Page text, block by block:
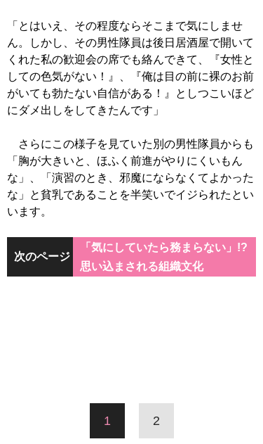
「とはいえ、その程度ならそこまで気にしませ
ん。しかし、その男性隊員は後日居酒屋で開いて
くれた私の歓迎会の席でも絡んできて、『女性と
しての色気がない！』、『俺は目の前に裸のお前
がいても勃たない自信がある！』としつこいほど
にダメ出しをしてきたんです」
さらにこの様子を見ていた別の男性隊員からも
「胸が大きいと、ほふく前進がやりにくいもん
な」、「演習のとき、邪魔にならなくてよかった
な」と貧乳であることを半笑いでイジられたとい
います。
次のページ
「気にしていたら務まらない」!?
思い込まされる組織文化
1 2